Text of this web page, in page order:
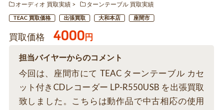
オーディオ 買取実績
ターンテーブル 買取実績
TEAC 買取価格 出張買取 大和本店 座間市
買取価格 4000円
担当バイヤーからのコメント
今回は、座間市にて TEAC ターンテーブル カセ
ット付きCDレコーダー LP-R550USB を出張買取
致しました。こちらは動作品で中古相応の使用